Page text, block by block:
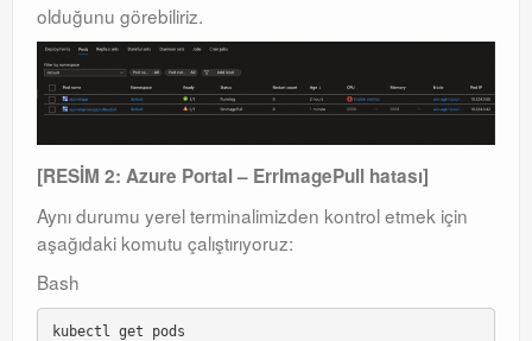
olduğunu görebiliriz.
[RESİM 2: Azure Portal – ErrImagePull hatası]
Aynı durumu yerel terminalimizden kontrol etmek için
aşağıdaki komutu çalıştırıyoruz:
Bash